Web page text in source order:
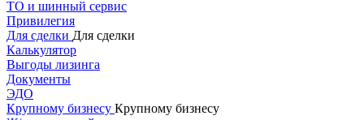
ТО и шинный сервис
Привилегия
Для сделки Для сделки
Калькулятор
Выгоды лизинга
Документы
ЭДО
Крупному бизнесу Крупному бизнесу